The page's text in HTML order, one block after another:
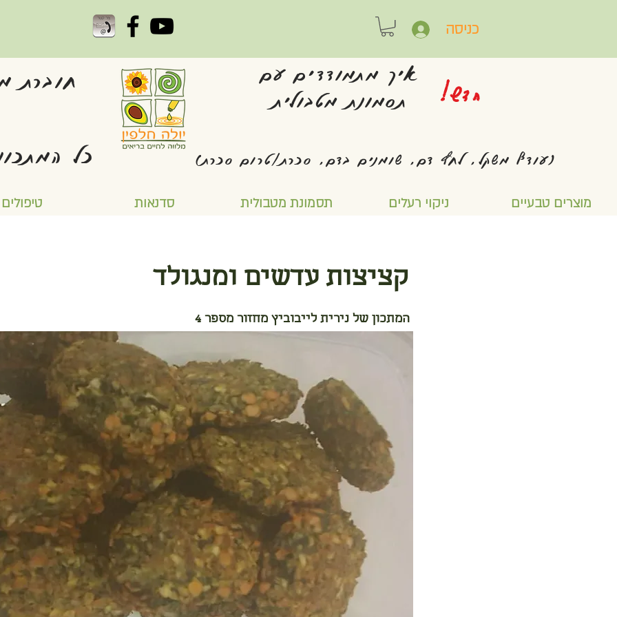
כניסה
חוברת
כל
איך מתמודדים עם
תסמונת מטבולית
חדש!
(עודף משקל, לחץ דם, שומנים בדם, סכרת/טרום סכרת)
מוצרים טבעיים ניקוי רעלים תסמונת מטבולית סדנאות טיפולים
קציצות עדשים ומנגולד
המתכון של נירית לייבוביץ מחזור מספר 4